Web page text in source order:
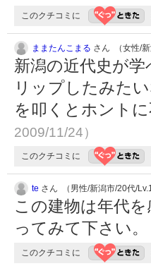
このクチコミに
ままたんこまる さん （女性/新
新潟の近代史が
リップしたみた
を叩くとホント
2009/11/24）
このクチコミに
te さん （男性/新潟市/20代/
この建物は年代
ってみて下さい。
このクチコミに